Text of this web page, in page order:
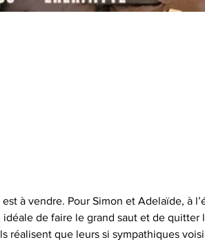
à vendre. Pour Simon et Adelaïde, à
de faire le grand saut et de quitter
réalisent que leurs si sympathiques